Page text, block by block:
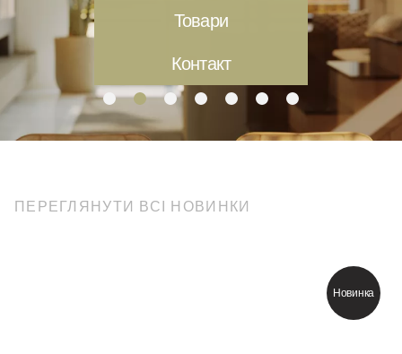
Товари
Контакт
ПЕРЕГЛЯНУТИ ВСІ НОВИНКИ
Новинка